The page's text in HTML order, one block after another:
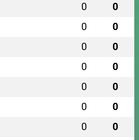
0 0
0 0
0 0
0 0
0 0
0 0
0 0